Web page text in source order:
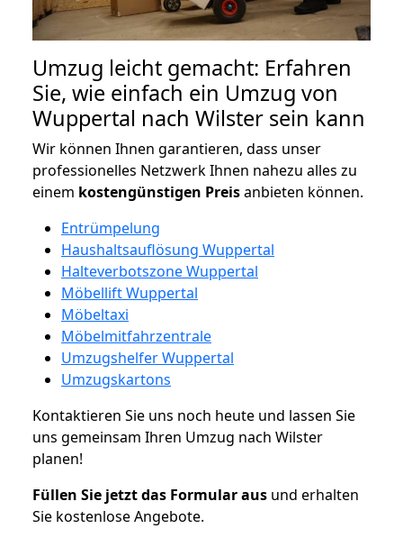
Umzug leicht gemacht: Erfahren
Sie, wie einfach ein Umzug von
Wuppertal nach Wilster sein kann
Wir können Ihnen garantieren, dass unser
professionelles Netzwerk Ihnen nahezu alles zu
einem kostengünstigen Preisanbieten können.
Entrümpelung
Haushaltsauflösung Wuppertal
Halteverbotszone Wuppertal
Möbellift Wuppertal
Möbeltaxi
Möbelmitfahrzentrale
Umzugshelfer Wuppertal
Umzugskartons
Kontaktieren Sie uns noch heute und lassen Sie
uns gemeinsam Ihren Umzug nach Wilster
planen!
Füllen Sie jetzt das Formular aus und erhalten
Sie kostenlose Angebote.